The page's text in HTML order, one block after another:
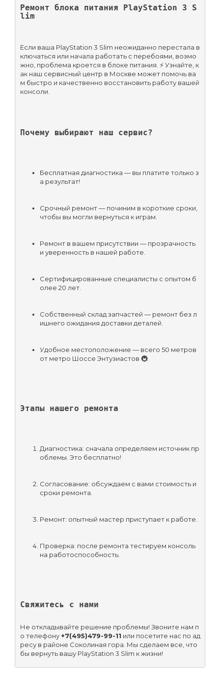
Ремонт блока питания PlayStation 3 S
lim
Если ваша PlayStation 3 Slim неожиданно перестала в
ключаться или начала работать с перебоями, возмо
жно, проблема кроется в блоке питания. ⚡ Узнайте, к
ак наш сервисный центр в Москве может помочь ва
м быстро и качественно восстановить работу вашей
консоли.
Почему выбирают наш сервис?
Бесплатная диагностика — вы платите только з
а результат!
Срочный ремонт — починим в короткие сроки,
чтобы вы могли вернуться к играм.
Ремонт в вашем присутствии — прозрачность
и уверенность в нашей работе.
Сертифицированные специалисты с опытом б
олее 20 лет.
Собственный склад запчастей — ремонт без л
ишнего ожидания доставки деталей.
Удобное местоположение — всего 50 метров
от метро Шоссе Энтузиастов 🚇.
Этапы нашего ремонта
Диагностика: сначала определяем источник пр
облемы. Это бесплатно!
Согласование: обсуждаем с вами стоимость и
сроки ремонта.
Ремонт: опытный мастер приступает к работе.
Проверка: после ремонта тестируем консоль
на работоспособность.
Свяжитесь с нами
Не откладывайте решение проблемы! Звоните нам п
о телефону +7(495)479-99-11 или посетите нас по ад
ресу в районе Соколиная гора. Мы сделаем все, что
бы вернуть вашу PlayStation 3 Slim к жизни!